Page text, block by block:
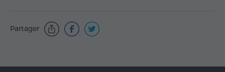
Partager